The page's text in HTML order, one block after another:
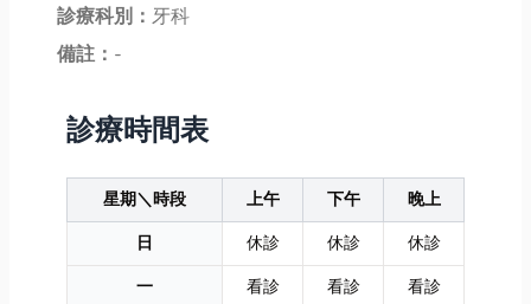
診療科別： 牙科
備註： -
診療時間表
星期＼時段 上午 下午
晚上
日
休診 休診
休診
一
看診 看診
看診